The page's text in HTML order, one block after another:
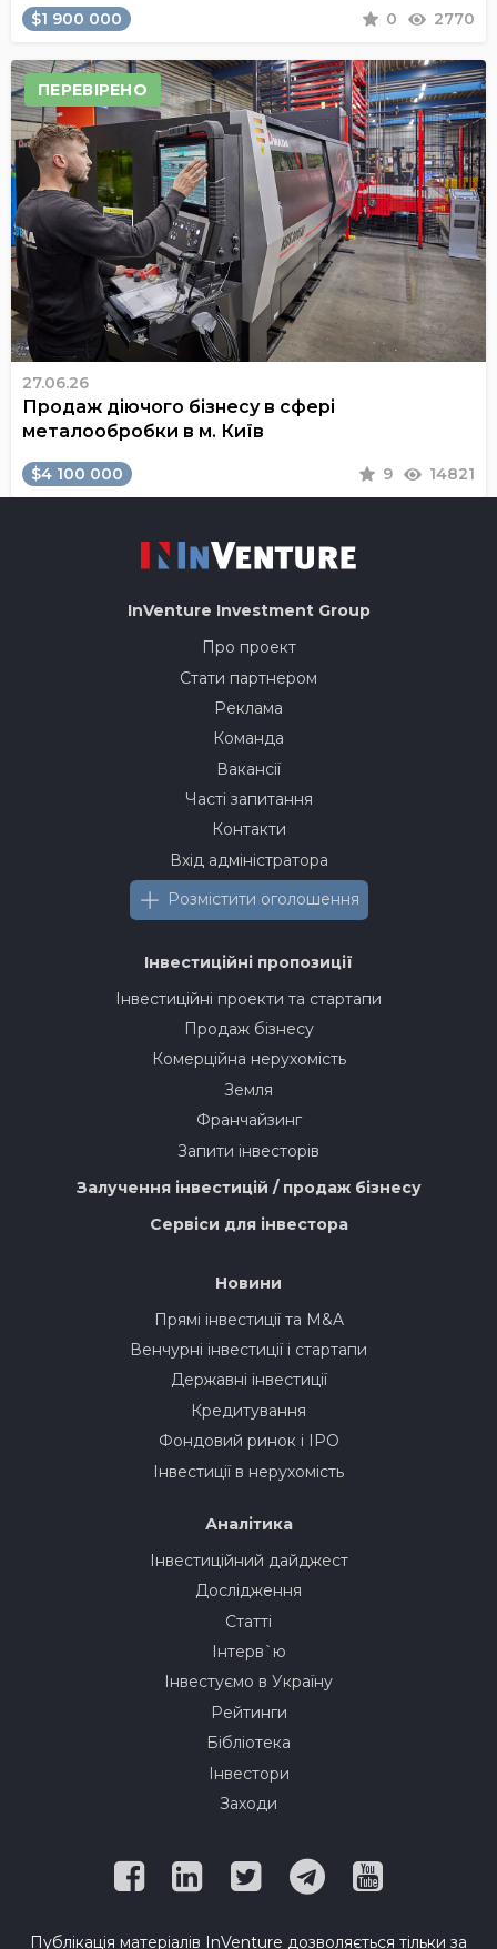
$1 900 000 0 2770
ПЕРЕВІРЕНО
27.06.26
Продаж діючого бізнесу в сфері
металообробки в м. Київ
$4 100 000 9 14821
InVenture Investment Group
Про проект
Стати партнером
Реклама
Команда
Вакансії
Часті запитання
Контакти
Вхід адміністратора
Розмістити оголошення
Інвестиційні пропозиції
Інвестиційні проекти та стартапи
Продаж бізнесу
Комерційна нерухомість
Земля
Франчайзинг
Запити інвесторів
Залучення інвестицій / продаж бізнесу
Сервіси для інвестора
Новини
Прямі інвестиції та M&A
Венчурні інвестиції і стартапи
Державні інвестиції
Кредитування
Фондовий ринок і IPO
Інвестиції в нерухомість
Аналітика
Інвестиційний дайджест
Дослідження
Статті
Інтерв`ю
Інвестуємо в Україну
Рейтинги
Бібліотека
Інвестори
Заходи
Публікація матеріалів InVenture дозволяється тільки за